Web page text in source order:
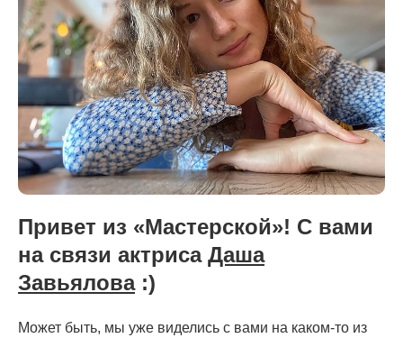
Привет из «Мастерской»! С вами
на связи актриса Даша
Завьялова:)
Может быть, мы уже виделись с вами на каком-то из